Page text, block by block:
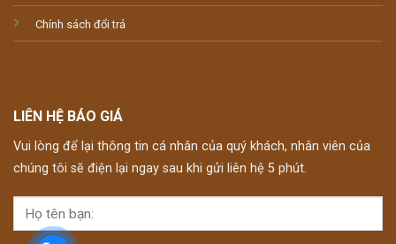
Chính sách đổi trả
LIÊN HỆ BÁO GIÁ
Vui lòng để lại thông tin cá nhân của quý khách, nhân viên của
chúng tôi sẽ điện lại ngay sau khi gửi liên hệ 5 phút.